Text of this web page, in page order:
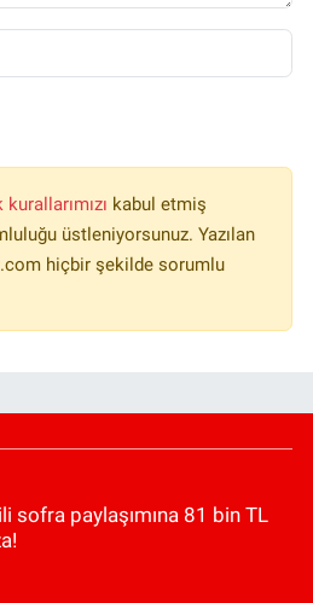
kabul etmiş
üstleniyorsunuz. Yazılan
hiçbir şekilde sorumlu
sofra paylaşımına 81 bin TL